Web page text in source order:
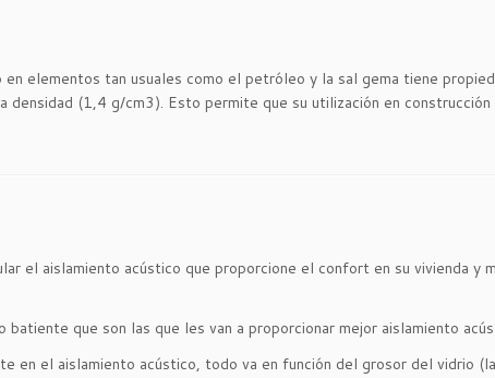
elementos tan usuales como el petróleo y la sal gema tiene
densidad (1,4 g/cm3). Esto permite que su utilización en
el aislamiento acústico que proporcione el confort en su vivienda y
que son las que les van a proporcionar mejor aislamiento
el aislamiento acústico, todo va en función del grosor del vidrio